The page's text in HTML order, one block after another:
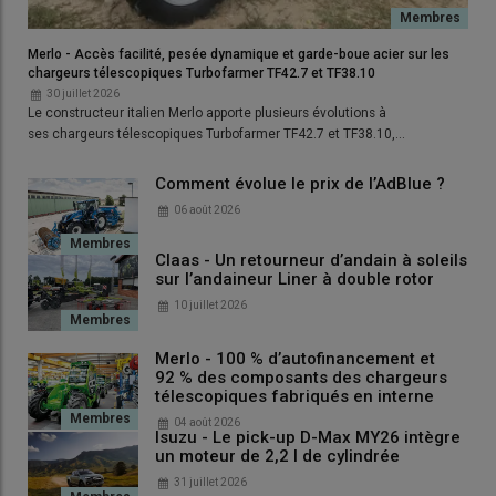
830 de 235 ch , dont la puissance supérieure permettra d’être
plus à l’aise en terres meubles.
La vitesse de travail oscille généralement entre 9,5 et 12 km/h
avec le groupe de fauche Krone de 8,50 m de large équipé de
tapis courts. © Adrien Banchereau
Merlo - Accès facilité, pesée dynamique et garde-boue acier sur les
chargeurs télescopiques Turbofarmer TF42.7 et TF38.10
30 juillet 2026
Le constructeur italien Merlo apporte plusieurs évolutions à
ses chargeurs télescopiques Turbofarmer TF42.7 et TF38.10,…
Comment évolue le prix de l’AdBlue ?
06 août 2026
Claas - Un retourneur d’andain à soleils
sur l’andaineur Liner à double rotor
10 juillet 2026
Merlo - 100 % d’autofinancement et
92 % des composants des chargeurs
télescopiques fabriqués en interne
04 août 2026
Isuzu - Le pick-up D-Max MY26 intègre
un moteur de 2,2 l de cylindrée
31 juillet 2026